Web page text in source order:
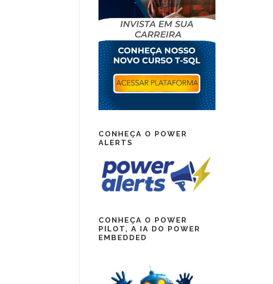
CONHEÇA O POWER
ALERTS
CONHEÇA O POWER
PILOT, A IA DO POWER
EMBEDDED